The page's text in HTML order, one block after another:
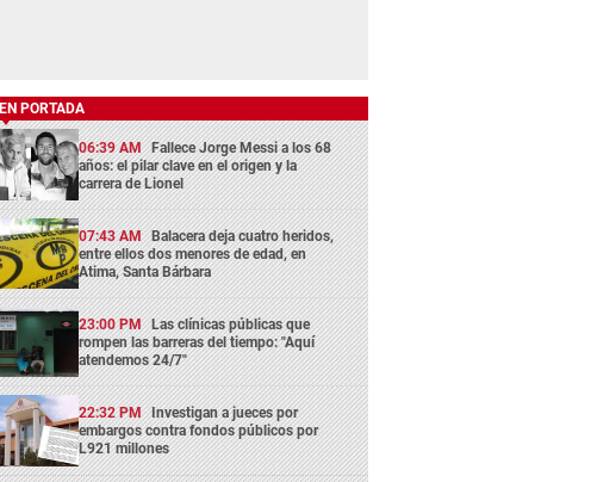
EN PORTADA
06:39 AM Fallece Jorge Messi a los 68
años: el pilar clave en el origen y la
carrera de Lionel
07:43 AM Balacera deja cuatro heridos,
entre ellos dos menores de edad, en
Atima, Santa Bárbara
23:00 PM Las clínicas públicas que
rompen las barreras del tiempo: "Aquí
atendemos 24/7"
22:32 PM Investigan a jueces por
embargos contra fondos públicos por
L921 millones